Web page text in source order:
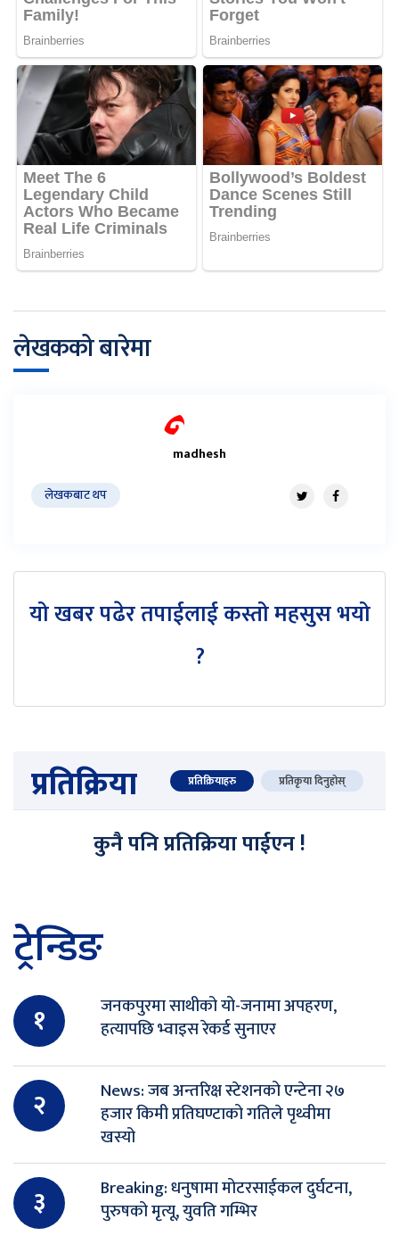
लेखकको बारेमा
madhesh
लेखकबाट थप
यो खबर पढेर तपाईलाई कस्तो महसुस भयो
?
प्रतिक्रिया प्रतिक्रियाहरु प्रतिकृया दिनुहोस्
कुनै पनि प्रतिक्रिया पाईएन !
ट्रेन्डिङ
१
जनकपुरमा साथीको यो-जनामा अपहरण,
हत्यापछि भ्वाइस रेकर्ड सुनाएर
२
News: जब अन्तरिक्ष स्टेशनको एन्टेना २७
हजार किमी प्रतिघण्टाको गतिले पृथ्वीमा
खस्यो
३
Breaking: धनुषामा मोटरसाईकल दुर्घटना,
पुरुषको मृत्यू, युवति गम्भिर